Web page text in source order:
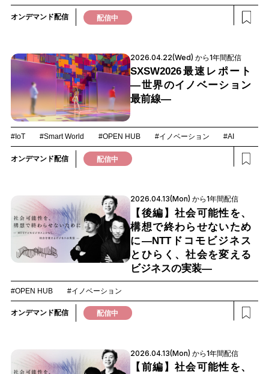
オンデマンド配信 配信中
2026.04.22(Wed) から1年間配信
SXSW2026最速レポート
―世界のイノベーション
最前線―
#IoT #Smart World #OPEN HUB #イノベーション #AI
オンデマンド配信 配信中
2026.04.13(Mon) から1年間配信
【後編】社会可能性を、
構想で終わらせないため
に―NTTドコモビジネス
とひらく、社会を変える
ビジネスの実装―
#OPEN HUB #イノベーション
オンデマンド配信 配信中
2026.04.13(Mon) から1年間配信
【前編】社会可能性を、